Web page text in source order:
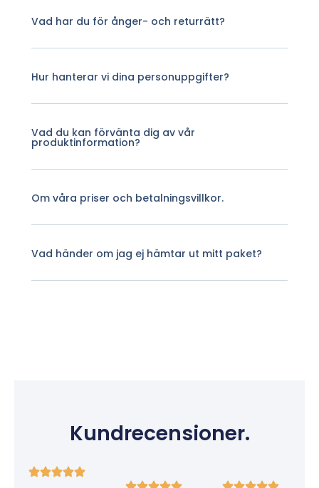
Vad har du för ånger- och returrätt?
Hur hanterar vi dina personuppgifter?
Vad du kan förvänta dig av vår
produktinformation?
Om våra priser och betalningsvillkor.
Vad händer om jag ej hämtar ut mitt paket?
Kundrecensioner.